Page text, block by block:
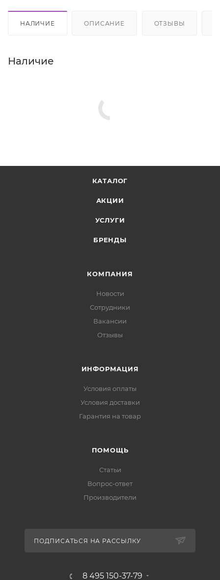
НАЛИЧИЕ ОПИСАНИЕ ОТЗЫВЫ
Наличие
КАТАЛОГ
АКЦИИ
УСЛУГИ
БРЕНДЫ
КОМПАНИЯ
Новости
Сотрудники
Вакансии
Отзывы
ИНФОРМАЦИЯ
Условия оплаты
Условия доставки
Гарантия на товар
ПОМОЩЬ
Статьи
Вопрос-ответ
Производители
ПОДПИСАТЬСЯ НА РАССЫЛКУ
8 495 150-37-79